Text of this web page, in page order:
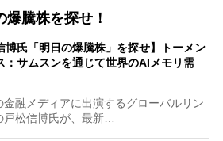
爆騰株を探せ！
博氏「明日の爆騰株」を探せ】トーメン
：サムスンを通じて世界のAIメモリ需
融メディアに出演するグローバルリン
松信博氏が、最新…